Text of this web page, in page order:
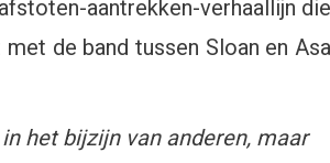
aantrekken-verhaallijn die
de band tussen Sloan en Asa
het bijzijn van anderen, maar